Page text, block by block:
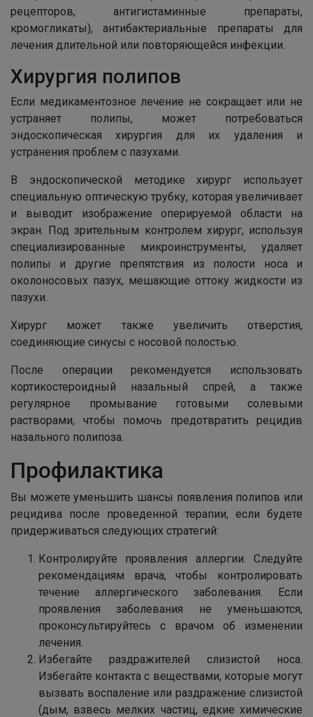
рецепторов, антигистаминные препараты,
кромогликаты), антибактериальные препараты для
лечения длительной или повторяющейся инфекции.
Хирургия полипов
Если медикаментозное лечение не сокращает или не
устраняет полипы, может потребоваться
эндоскопическая хирургия для их удаления и
устранения проблем с пазухами.
В эндоскопической методике хирург использует
специальную оптическую трубку, которая увеличивает
и выводит изображение оперируемой области на
экран. Под зрительным контролем хирург, используя
специализированные микроинструменты, удаляет
полипы и другие препятствия из полости носа и
околоносовых пазух, мешающие оттоку жидкости из
пазухи.
Хирург может также увеличить отверстия,
соединяющие синусы с носовой полостью.
После операции рекомендуется использовать
кортикостероидный назальный спрей, а также
регулярное промывание готовыми солевыми
растворами, чтобы помочь предотвратить рецидив
назального полипоза.
Профилактика
Вы можете уменьшить шансы появления полипов или
рецидива после проведенной терапии, если будете
придерживаться следующих стратегий:
Контролируйте проявления аллергии. Следуйте
рекомендациям врача, чтобы контролировать
течение аллергического заболевания. Если
проявления заболевания не уменьшаются,
проконсультируйтесь с врачом об изменении
лечения.
Избегайте раздражителей слизистой носа.
Избегайте контакта с веществами, которые могут
вызвать воспаление или раздражение слизистой
(дым, взвесь мелких частиц, едкие химические